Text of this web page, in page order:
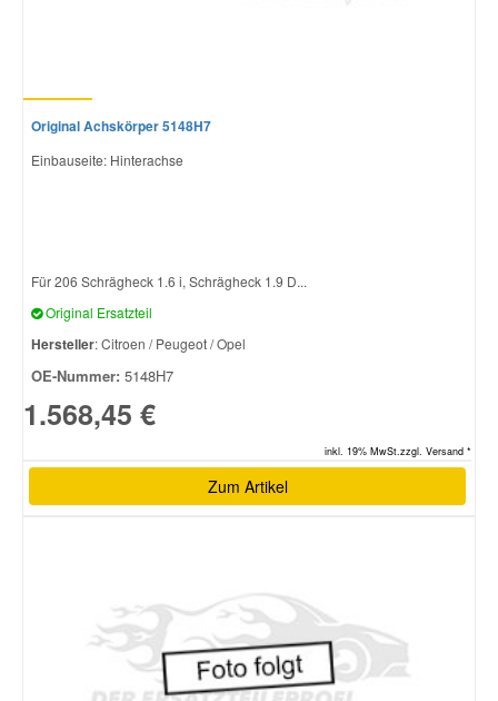
Original Achskörper 5148H7
Einbauseite: Hinterachse
Für 206 Schrägheck 1.6 i, Schrägheck 1.9 D...
Original Ersatzteil
Hersteller: Citroen / Peugeot / Opel
OE-Nummer: 5148H7
1.568,45 €
inkl. 19% MwSt.zzgl. Versand *
Zum Artikel